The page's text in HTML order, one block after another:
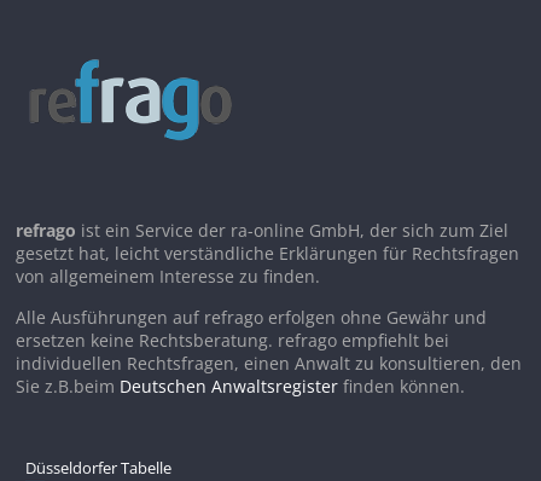
refrago ist ein Service der ra-online GmbH, der sich zum Ziel
gesetzt hat, leicht verständliche Erklärungen für Rechtsfragen
von allgemeinem Interesse zu finden.
Alle Ausführungen auf refrago erfolgen ohne Gewähr und
ersetzen keine Rechtsberatung. refrago empfiehlt bei
individuellen Rechtsfragen, einen Anwalt zu konsultieren, den
Sie z.B.beim Deutschen Anwaltsregister finden können.
Düsseldorfer Tabelle